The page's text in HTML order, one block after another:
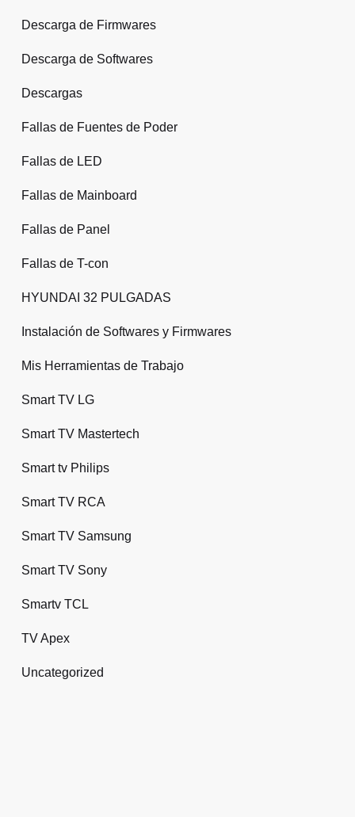
Descarga de Firmwares
Descarga de Softwares
Descargas
Fallas de Fuentes de Poder
Fallas de LED
Fallas de Mainboard
Fallas de Panel
Fallas de T-con
HYUNDAI 32 PULGADAS
Instalación de Softwares y Firmwares
Mis Herramientas de Trabajo
Smart TV LG
Smart TV Mastertech
Smart tv Philips
Smart TV RCA
Smart TV Samsung
Smart TV Sony
Smartv TCL
TV Apex
Uncategorized